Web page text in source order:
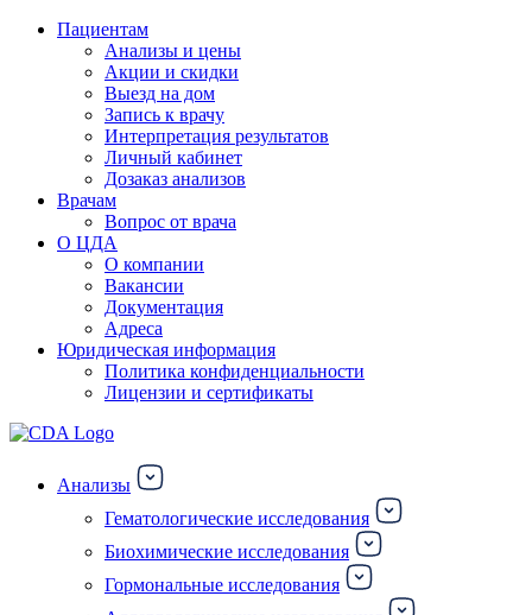
Пациентам
Анализы и цены
Акции и скидки
Выезд на дом
Запись к врачу
Интерпретация результатов
Личный кабинет
Дозаказ анализов
Врачам
Вопрос от врача
О ЦДА
О компании
Вакансии
Документация
Адреса
Юридическая информация
Политика конфиденциальности
Лицензии и сертификаты
Анализы
Гематологические исследования
Биохимические исследования
Гормональные исследования